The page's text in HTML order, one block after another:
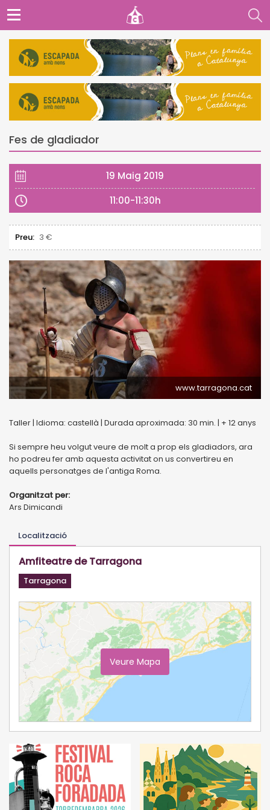
Fes de gladiador
19 Maig 2019
11:00-11:30h
Preu: 3 €
www.tarragona.cat
Taller | Idioma: castellà | Durada aproximada: 30 min. | + 12 anys
Si sempre heu volgut veure de molt a prop els gladiadors, ara
ho podreu fer amb aquesta activitat on us convertireu en
aquells personatges de l'antiga Roma.
Organitzat per:
Ars Dimicandi
Localització
Amfiteatre de Tarragona
Tarragona
Veure Mapa